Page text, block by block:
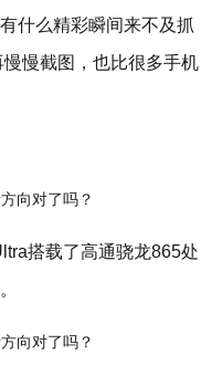
什么精彩瞬间来不及抓
慢截图，也比很多手机
搭载了高通骁龙865处